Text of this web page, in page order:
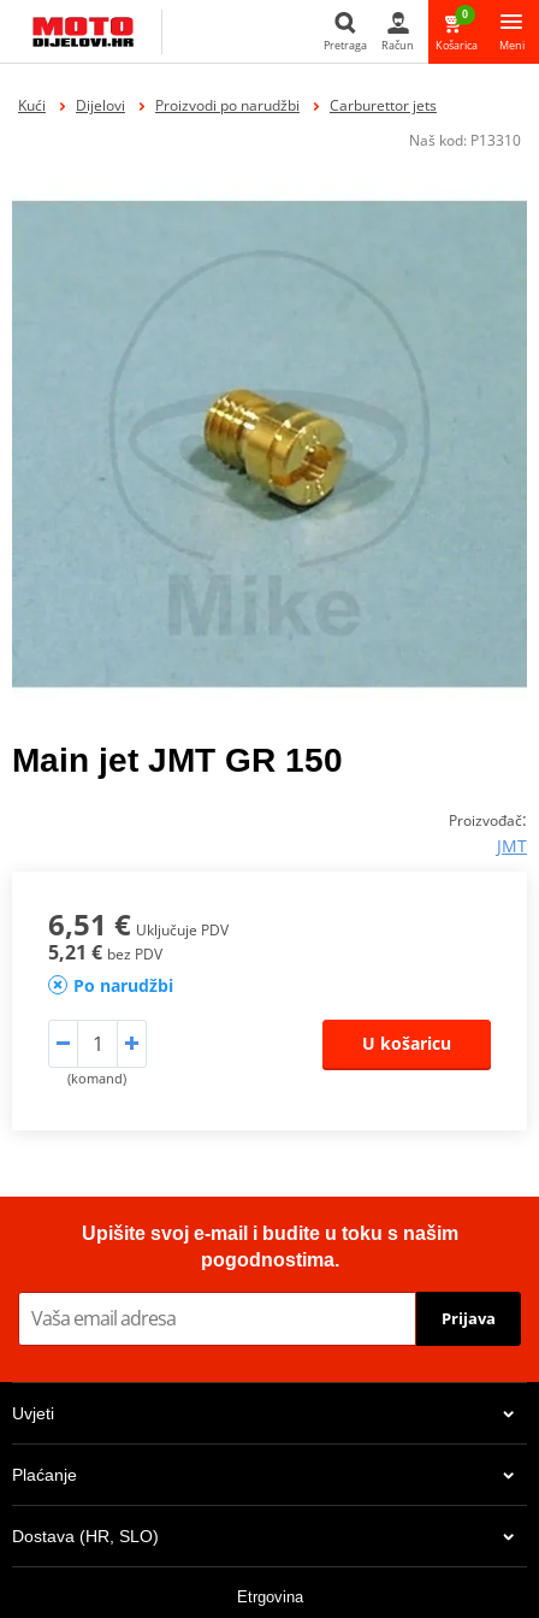
Pretraga
Pretraga Račun
0
Košarica Meni
Kući Dijelovi Proizvodi po narudžbi
Carburettor jets
Naš kod: P13310
Main jet JMT GR 150
Proizvođač:
JMT
6,51 € Uključuje PDV
5,21 € bez PDV
Po narudžbi
(komand)
U košaricu
Upišite svoj e-mail i budite u toku s našim
pogodnostima.
Prijava
Uvjeti
Plaćanje
Dostava (HR, SLO)
Etrgovina